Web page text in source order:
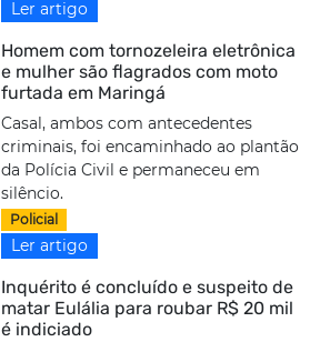
Ler artigo
Homem com tornozeleira eletrônica
e mulher são flagrados com moto
furtada em Maringá
Casal, ambos com antecedentes
criminais, foi encaminhado ao plantão
da Polícia Civil e permaneceu em
silêncio.
Policial
Ler artigo
Inquérito é concluído e suspeito de
matar Eulália para roubar R$ 20 mil
é indiciado